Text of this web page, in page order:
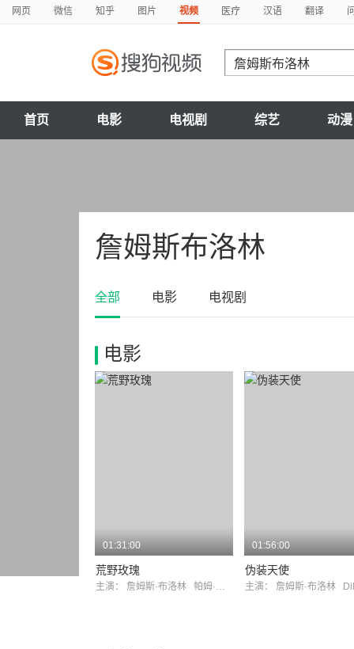
网页 微信 知乎 图片 视频 医疗 汉语 翻译
首页 电影 电视剧 综艺 动漫
詹姆斯布洛林
全部 电影 电视剧
电影
01:31:00
荒野玫瑰
主演： 詹姆斯·布洛林 帕姆·格里尔
01:56:00
伪装天使
主演： 詹姆斯·布洛林